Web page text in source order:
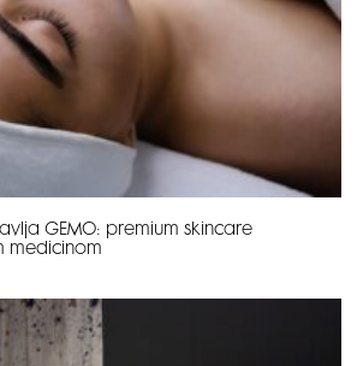
GEMO: premium skincare
medicinom